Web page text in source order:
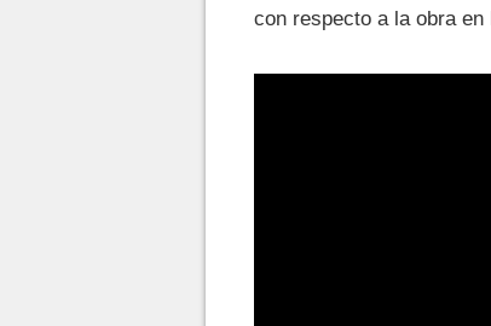
con respecto a la obra